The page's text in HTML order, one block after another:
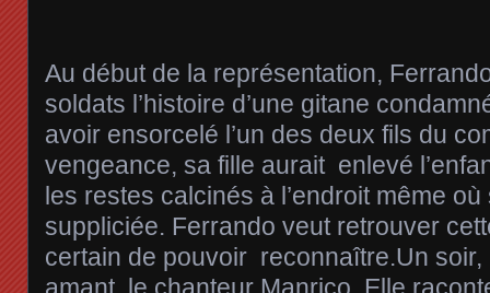
Au début de la représentation,
soldats l’histoire d’une gitane
avoir ensorcelé l’un des deux fils du
vengeance, sa fille aurait enlevé
les restes calcinés à l’endroit même
suppliciée. Ferrando veut retrouver
certain de pouvoir reconnaître.Un
amant, le chanteur Manrico. Elle